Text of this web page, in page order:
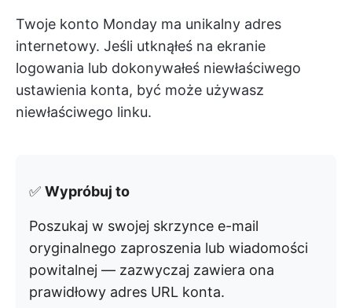
Twoje konto Monday ma unikalny adres
internetowy. Jeśli utknąłeś na ekranie
logowania lub dokonywałeś niewłaściwego
ustawienia konta, być może używasz
niewłaściwego linku.
✅ Wypróbuj to
Poszukaj w swojej skrzynce e-mail
oryginalnego zaproszenia lub wiadomości
powitalnej — zazwyczaj zawiera ona
prawidłowy adres URL konta.